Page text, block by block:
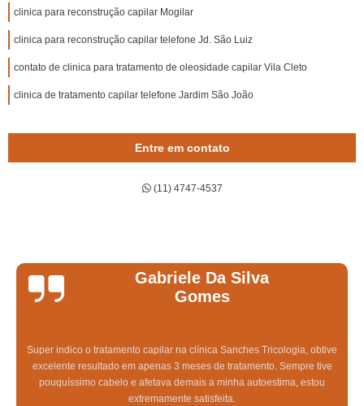
clinica para reconstrução capilar Mogilar
clinica para reconstrução capilar telefone Jd. São Luiz
contato de clinica para tratamento de oleosidade capilar Vila Cleto
clinica de tratamento capilar telefone Jardim São João
Entre em contato
(11) 4747-4537
Gabriele Da Silva
Gomes
Super indico o tratamento capilar na clínica Sanches Tricologia, obtive
excelente resultado em apenas 3 meses de tratamento. Sempre tive
pouquíssimo cabelo e afetava demais a minha autoestima, estou
extremamente satisfeita.